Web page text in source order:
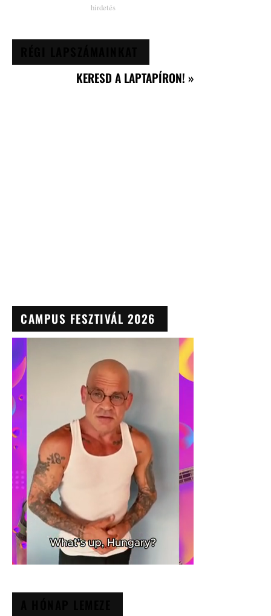
KERESD A LAPTAPÍRON! »
CAMPUS FESZTIVÁL 2026